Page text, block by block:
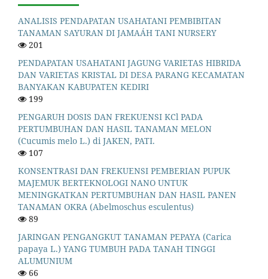
ANALISIS PENDAPATAN USAHATANI PEMBIBITAN
TANAMAN SAYURAN DI JAMAÁH TANI NURSERY
201
PENDAPATAN USAHATANI JAGUNG VARIETAS HIBRIDA
DAN VARIETAS KRISTAL DI DESA PARANG KECAMATAN
BANYAKAN KABUPATEN KEDIRI
199
PENGARUH DOSIS DAN FREKUENSI KCl PADA
PERTUMBUHAN DAN HASIL TANAMAN MELON
(Cucumis melo L.) di JAKEN, PATI.
107
KONSENTRASI DAN FREKUENSI PEMBERIAN PUPUK
MAJEMUK BERTEKNOLOGI NANO UNTUK
MENINGKATKAN PERTUMBUHAN DAN HASIL PANEN
TANAMAN OKRA (Abelmoschus esculentus)
89
JARINGAN PENGANGKUT TANAMAN PEPAYA (Carica
papaya L.) YANG TUMBUH PADA TANAH TINGGI
ALUMUNIUM
66